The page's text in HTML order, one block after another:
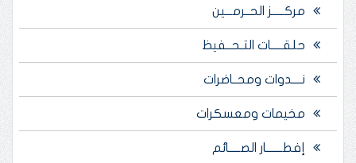
مركـــــز الحــرمـــين
حلقـــــات التـحــفيظ
نــــدوات ومحــاضرات
مخيمات ومعسكرات
إفطـــــــار الصـــــائم